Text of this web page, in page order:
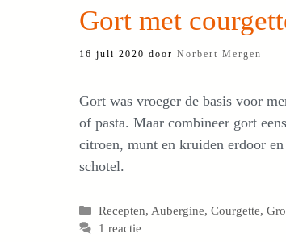
Gort met
16 juli 2020 door Norbert Mergen
Gort was vroeger de basis voor
of pasta. Maar combineer gort
citroen, munt en kruiden erdoor
schotel.
Categorieën
Recepten, Aubergine,Courgette,
1 reactie